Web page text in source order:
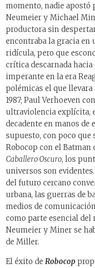
momento, nadie apostó
Neumeier y Michael
productora sin
encontraba la gracia en
ridícula, pero que
crítica descarnada
imperante en la era
polémicas el que
1987; Paul Verhoeven
ultraviolencia explícita,
decadente en manos
supuesto, con poco que
Robocop con el Batman
Caballero Oscuro, los
universos son
del futuro cercano
urbana, las guerras de
medios de
como parte esencial del
Neumeier y Miner se
de Miller.
El éxito de Robocop